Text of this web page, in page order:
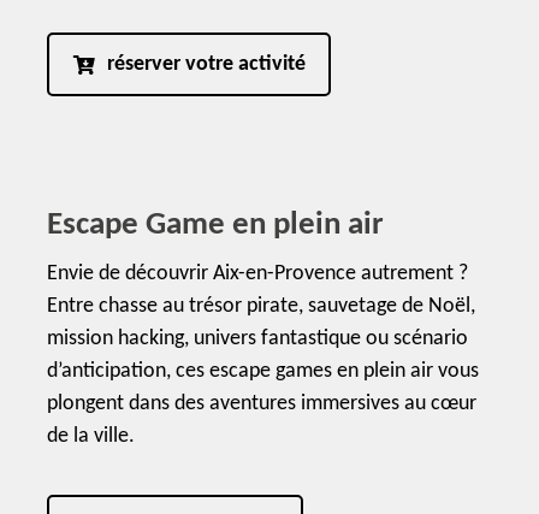
réserver votre activité
Escape Game en plein air
Envie de découvrir Aix-en-Provence autrement ?
Entre chasse au trésor pirate, sauvetage de Noël,
mission hacking, univers fantastique ou scénario
d’anticipation, ces escape games en plein air vous
plongent dans des aventures immersives au cœur
de la ville.